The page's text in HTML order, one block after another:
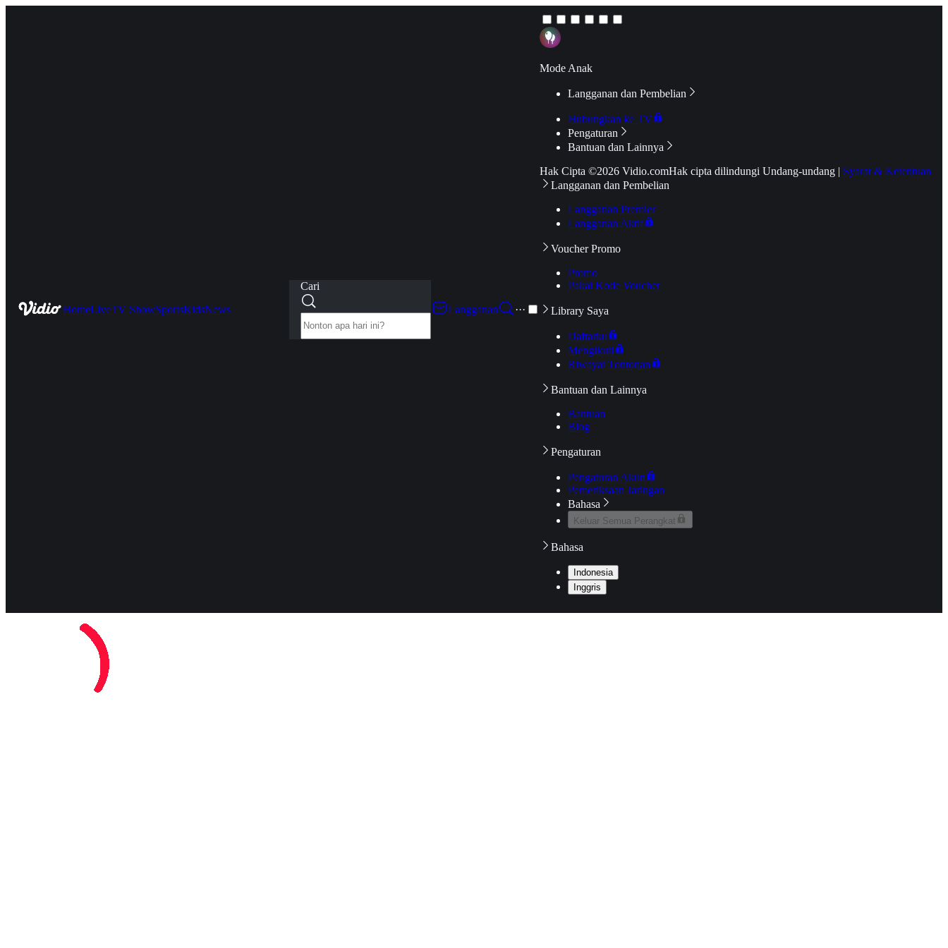
HomeLiveTV ShowSportsKidsNews
Cari
Langganan
···
Mode Anak
Langganan dan Pembelian
Hubungkan ke TV
Pengaturan
Bantuan dan Lainnya
Hak Cipta ©2026 Vidio.comHak cipta dilindungi Undang-undang | Syarat & Ketentuan
Langganan dan Pembelian
Langganan Premier
Langganan Aktif
Voucher Promo
Promo
Pakai Kode Voucher
Library Saya
Daftarku
Mengikuti
Riwayat Tontonan
Bantuan dan Lainnya
Bantuan
Blog
Pengaturan
Pengaturan Akun
Pemeriksaan Jaringan
Bahasa
Keluar Semua Perangkat
Bahasa
Indonesia
Inggris